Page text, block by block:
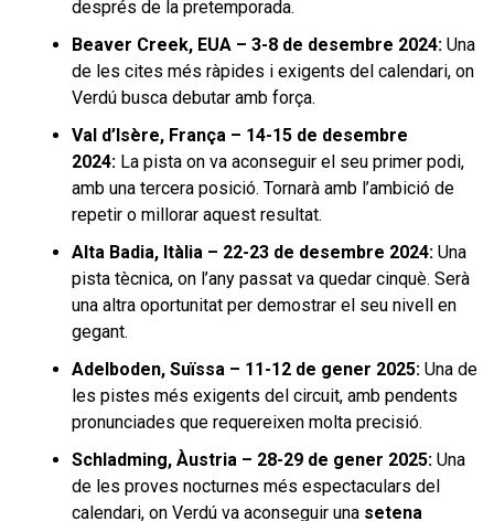
després de la pretemporada.
Beaver Creek, EUA – 3-8 de desembre 2024: Una
de les cites més ràpides i exigents del calendari, on
Verdú busca debutar amb força.
Val d’Isère, França – 14-15 de desembre
2024: La pista on va aconseguir el seu primer podi,
amb una tercera posició. Tornarà amb l’ambició de
repetir o millorar aquest resultat.
Alta Badia, Itàlia – 22-23 de desembre 2024: Una
pista tècnica, on l’any passat va quedar cinquè. Serà
una altra oportunitat per demostrar el seu nivell en
gegant.
Adelboden, Suïssa – 11-12 de gener 2025: Una de
les pistes més exigents del circuit, amb pendents
pronunciades que requereixen molta precisió.
Schladming, Àustria – 28-29 de gener 2025: Una
de les proves nocturnes més espectaculars del
calendari, on Verdú va aconseguir una setena